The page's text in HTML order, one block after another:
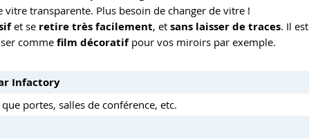
vitre transparente. Plus besoin de changer de vitre !
et se retire très facilement, et sans laisser de traces. Il est
comme film décoratifpour vos miroirs par exemple.
Infactory
portes, salles de conférence, etc.